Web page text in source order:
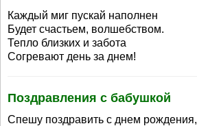
Каждый миг пускай наполнен
Будет счастьем, волшебством.
Тепло близких и забота
Согревают день за днем!
Поздравления с бабушкой
Спешу поздравить с днем рождения,